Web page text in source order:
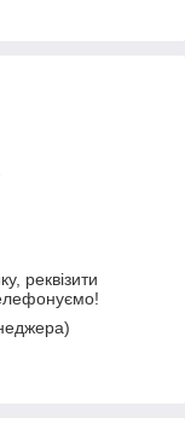
реквізити